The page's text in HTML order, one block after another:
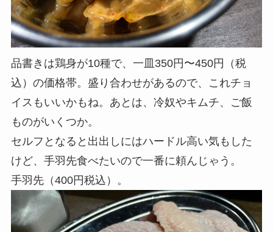
品書きは鶏身が10種で、一皿350円〜450円（税
込）の価格帯。盛り合わせがあるので、これチョ
イスもいいかもね。あとは、冷奴やキムチ、ご飯
ものがいくつか。
セルフとなると出出しにはハードル高い気もした
けど、手羽先食べたいので一番に頼んじゃう。
手羽先（400円税込）。